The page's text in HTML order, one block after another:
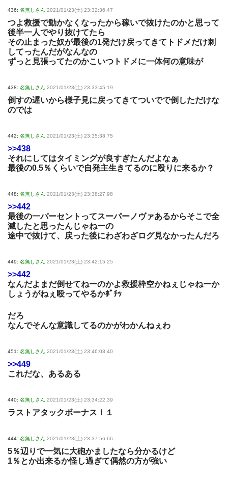
436: 名無しさん 2021/01/23(土) 23:32:36.47
つよ救援で動かなくなったから稼いで抜けたのかと思って
後半一人でやり抜けてたら
その止まった奴が最後の1発だけ戻ってきてトドメだけ刺
してったんだがなんなの
ずっと見張ってたのかこいつトドメに一体何の意味が
438: 名無しさん 2021/01/23(土) 23:33:45.19
倒すの遅いから様子見に戻ってきてついでで倒しただけな
のでは
442: 名無しさん 2021/01/23(土) 23:35:38.75
>>438
それにしてはタイミングが良すぎたんだよなぁ
最後の0.5％くらいで自発主生きてるのに殴りに来るか？
448: 名無しさん 2021/01/23(土) 23:38:27.98
>>442
最後の一パーセントってスーパーノヴァあるからそこで全
滅したと思ったんじゃねーの
途中で抜けて、戻った後にわざわざログ見なかったんだろ
449: 名無しさん 2021/01/23(土) 23:42:15.25
>>442
なんだよまだ倒せてねーのかよ救援枠空かねぇじゃねーか
しょうがねぇ殴ってやるかﾎﾟﾁｯ
だろ
なんでそんな意識してるのかがわかんねぇわ
451: 名無しさん 2021/01/23(土) 23:46:03.40
>>449
これだな、あるある
440: 名無しさん 2021/01/23(土) 23:34:22.39
ラストアタックボーナス！１
444: 名無しさん 2021/01/23(土) 23:37:56.66
5％辺りで一気に大砲かましたなら分かるけど
1％とか出来るか怪し過ぎて偶然の方が強い